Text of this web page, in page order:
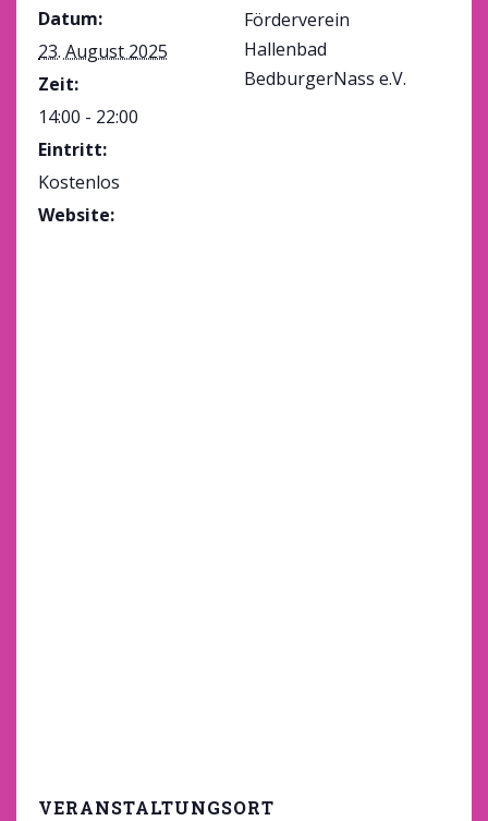
Datum:
23. August 2025
Zeit:
14:00 - 22:00
Eintritt:
Kostenlos
Website:
Förderverein
Hallenbad
BedburgerNass e.V.
VERANSTALTUNGSORT